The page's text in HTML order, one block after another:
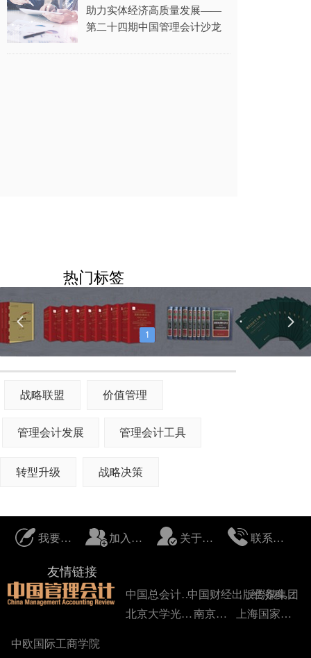
助力实体经济高质量发展——
第二十四期中国管理会计沙龙
热门标签
战略联盟 价值管理
管理会计发展 管理会计工具
转型升级 战略决策
1
넳 넲
我要投稿 加入我们 关于我们 联系我们
友情链接
中国总会计师协会中国财经出版传媒集团
经济科学出版社
中欧国际工商学院
北京大学光华管理学院 南京大学 上海国家会计学院